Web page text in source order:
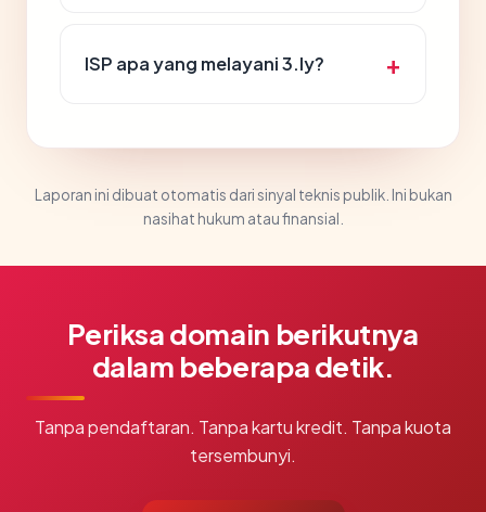
ISP apa yang melayani 3.ly?
Laporan ini dibuat otomatis dari sinyal teknis publik. Ini bukan
nasihat hukum atau finansial.
Periksa domain berikutnya
dalam beberapa detik.
Tanpa pendaftaran. Tanpa kartu kredit. Tanpa kuota
tersembunyi.